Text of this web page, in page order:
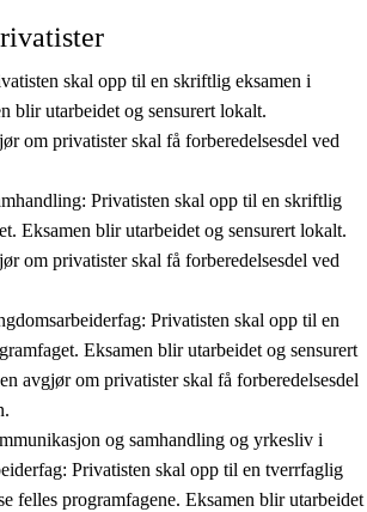
skal opp til en skriftlig eksamen i
blir utarbeidet og sensurert lokalt.
om privatister skal få forberedelsesdel ved
Privatisten skal opp til en skriftlig
Eksamen blir utarbeidet og sensurert lokalt.
om privatister skal få forberedelsesdel ved
Privatisten skal opp til en
Eksamen blir utarbeidet og sensurert
avgjør om privatister skal få forberedelsesdel
og samhandling og yrkesliv i
Privatisten skal opp til en tverrfaglig
felles programfagene. Eksamen blir utarbeidet